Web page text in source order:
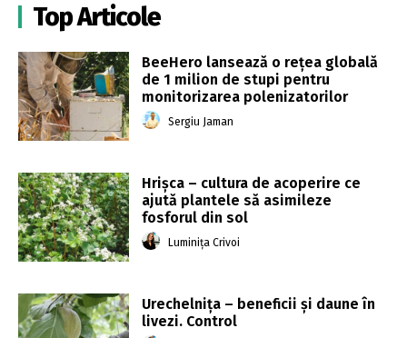
Top Articole
BeeHero lansează o rețea globală
de 1 milion de stupi pentru
monitorizarea polenizatorilor
Sergiu Jaman
Hrișca – cultura de acoperire ce
ajută plantele să asimileze
fosforul din sol
Luminița Crivoi
Urechelnița – beneficii și daune în
livezi. Control